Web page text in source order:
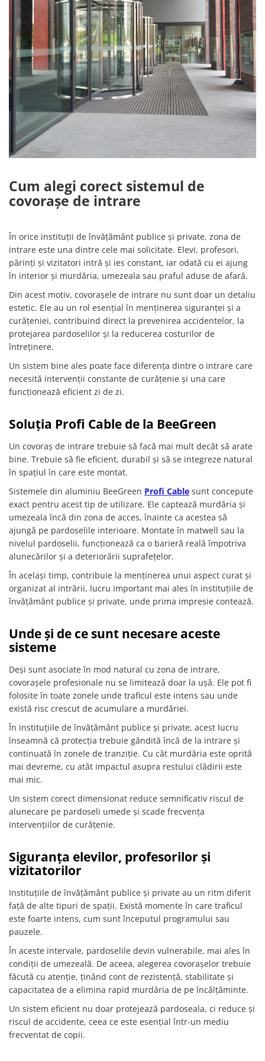
Cum alegi corect sistemul de
covorașe de intrare
În orice instituții de învățământ publice și private, zona de
intrare este una dintre cele mai solicitate. Elevi, profesori,
părinți și vizitatori intră și ies constant, iar odată cu ei ajung
în interior și murdăria, umezeala sau praful aduse de afară.
Din acest motiv, covorașele de intrare nu sunt doar un detaliu
estetic. Ele au un rol esențial în menținerea siguranței și a
curățeniei, contribuind direct la prevenirea accidentelor, la
protejarea pardoselilor și la reducerea costurilor de
întreținere.
Un sistem bine ales poate face diferența dintre o intrare care
necesită intervenții constante de curățenie și una care
funcționează eficient zi de zi.
Soluția Profi Cable de la BeeGreen
Un covoraș de intrare trebuie să facă mai mult decât să arate
bine. Trebuie să fie eficient, durabil și să se integreze natural
în spațiul în care este montat.
Sistemele din aluminiu BeeGreen Profi Cable sunt concepute
exact pentru acest tip de utilizare. Ele captează murdăria și
umezeala încă din zona de acces, înainte ca acestea să
ajungă pe pardoselile interioare. Montate în matwell sau la
nivelul pardoselii, funcționează ca o barieră reală împotriva
alunecărilor și a deteriorării suprafețelor.
În același timp, contribuie la menținerea unui aspect curat și
organizat al intrării, lucru important mai ales în instituțiile de
învățământ publice și private, unde prima impresie contează.
Unde și de ce sunt necesare aceste
sisteme
Deși sunt asociate în mod natural cu zona de intrare,
covorașele profesionale nu se limitează doar la ușă. Ele pot fi
folosite în toate zonele unde traficul este intens sau unde
există risc crescut de acumulare a murdăriei.
În instituțiile de învățământ publice și private, acest lucru
înseamnă că protecția trebuie gândită încă de la intrare și
continuată în zonele de tranziție. Cu cât murdăria este oprită
mai devreme, cu atât impactul asupra restului clădirii este
mai mic.
Un sistem corect dimensionat reduce semnificativ riscul de
alunecare pe pardoseli umede și scade frecvența
intervențiilor de curățenie.
Siguranța elevilor, profesorilor și
vizitatorilor
Instituțiile de învățământ publice și private au un ritm diferit
față de alte tipuri de spații. Există momente în care traficul
este foarte intens, cum sunt începutul programului sau
pauzele.
În aceste intervale, pardoselile devin vulnerabile, mai ales în
condiții de umezeală. De aceea, alegerea covorașelor trebuie
făcută cu atenție, ținând cont de rezistență, stabilitate și
capacitatea de a elimina rapid murdăria de pe încălțăminte.
Un sistem eficient nu doar protejează pardoseala, ci reduce și
riscul de accidente, ceea ce este esențial într-un mediu
frecventat de copii.